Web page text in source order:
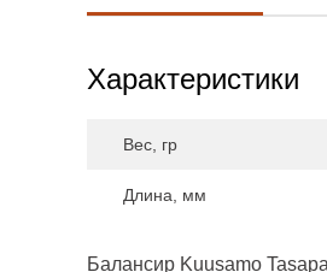
Характеристики
Вес, гр
Длина, мм
Балансир Kuusamo